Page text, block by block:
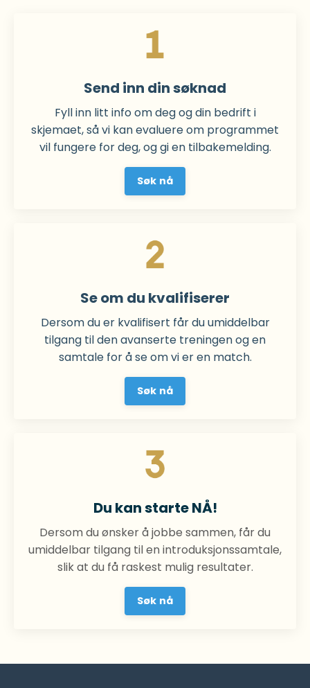
Send inn din søknad
Fyll inn litt info om deg og din bedrift i
skjemaet, så vi kan evaluere om programmet
vil fungere for deg, og gi en tilbakemelding.
Søk nå
Se om du kvalifiserer
Dersom du er kvalifisert får du umiddelbar
tilgang til den avanserte treningen og en
samtale for å se om vi er en match.
Søk nå
Du kan starte NÅ!
Dersom du ønsker å jobbe sammen, får du
umiddelbar tilgang til en introduksjonssamtale,
slik at du få raskest mulig resultater.
Søk nå